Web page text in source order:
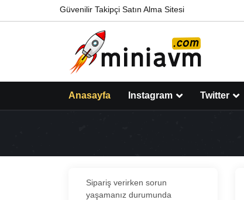
Güvenilir Takipçi Satın Alma Sitesi
Anasayfa Instagram Twitter
Sipariş verirken sorun
yaşamanız durumunda